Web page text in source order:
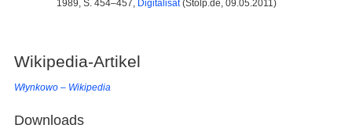
1989, S. 454–457, Digitalisat(Stolp.de, 09.05.2011)
Wikipedia-Artikel
Włynkowo – Wikipedia
Downloads